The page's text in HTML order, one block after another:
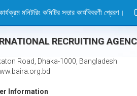
মনিটরিং কমিটির সভার কার্যবিবরণী প্রেরণ।
RECRUITING
Road, Dhaka-1000, Bangladesh
Information